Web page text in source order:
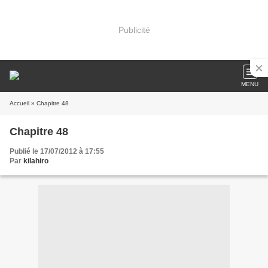
Publicité
MENU
Accueil » Chapitre 48
Chapitre 48
Publié le 17/07/2012 à 17:55
Par kilahiro